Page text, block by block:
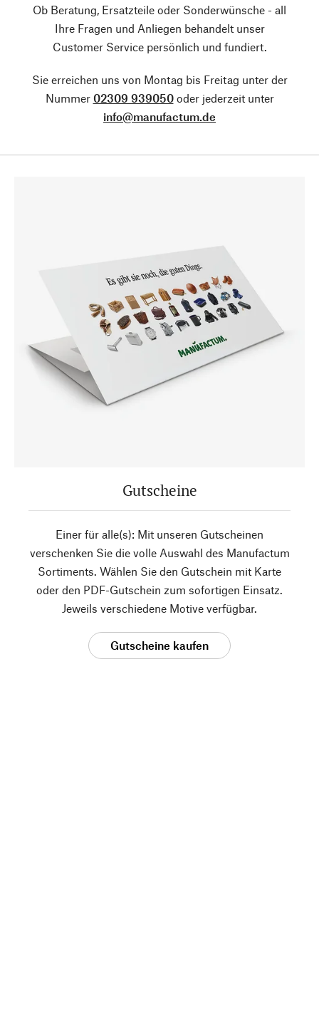
Ob Beratung, Ersatzteile oder Sonderwünsche - all
Ihre Fragen und Anliegen behandelt unser
Customer Service persönlich und fundiert.
Sie erreichen uns von Montag bis Freitag unter der
Nummer 02309 939050oder jederzeit unter
info@manufactum.de
Gutscheine
Einer für alle(s): Mit unseren Gutscheinen
verschenken Sie die volle Auswahl des Manufactum
Sortiments. Wählen Sie den Gutschein mit Karte
oder den PDF-Gutschein zum sofortigen Einsatz.
Jeweils verschiedene Motive verfügbar.
Gutscheine kaufen